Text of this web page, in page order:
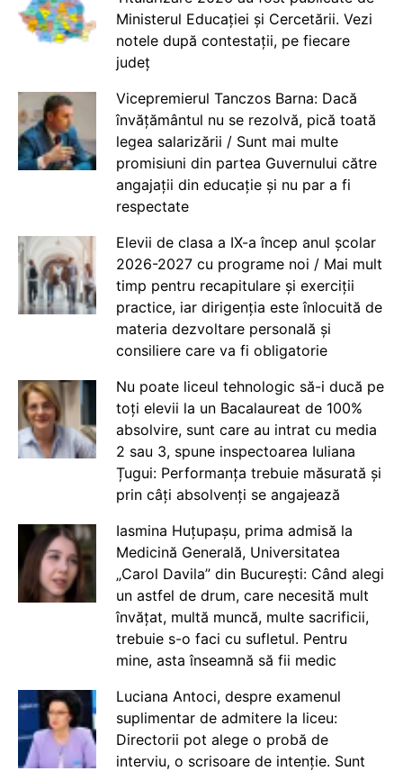
Ministerul Educației și Cercetării. Vezi
notele după contestații, pe fiecare
județ
Vicepremierul Tanczos Barna: Dacă
învățământul nu se rezolvă, pică toată
legea salarizării / Sunt mai multe
promisiuni din partea Guvernului către
angajații din educație și nu par a fi
respectate
Elevii de clasa a IX-a încep anul școlar
2026-2027 cu programe noi / Mai mult
timp pentru recapitulare și exerciții
practice, iar dirigenția este înlocuită de
materia dezvoltare personală și
consiliere care va fi obligatorie
Nu poate liceul tehnologic să-i ducă pe
toți elevii la un Bacalaureat de 100%
absolvire, sunt care au intrat cu media
2 sau 3, spune inspectoarea Iuliana
Țugui: Performanța trebuie măsurată și
prin câți absolvenți se angajează
Iasmina Huțupașu, prima admisă la
Medicină Generală, Universitatea
„Carol Davila” din București: Când alegi
un astfel de drum, care necesită mult
învățat, multă muncă, multe sacrificii,
trebuie s-o faci cu sufletul. Pentru
mine, asta înseamnă să fii medic
Luciana Antoci, despre examenul
suplimentar de admitere la liceu:
Directorii pot alege o probă de
interviu, o scrisoare de intenție. Sunt